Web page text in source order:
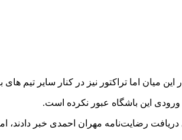
میان اما تراکتور نیز در کنار سایر تیم های
این باشگاه عبور نکرده است.
به خیبر خرم‌آباد برای دریافت رضایت‌نامه مهران